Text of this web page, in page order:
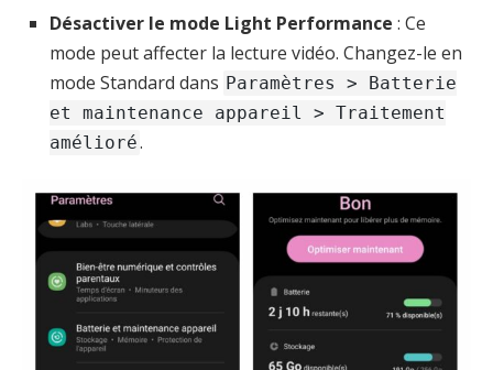
Désactiver le mode Light Performance : Ce
mode peut affecter la lecture vidéo. Changez-le en
mode Standard dans Paramètres > Batterie
et maintenance appareil > Traitement
amélioré.